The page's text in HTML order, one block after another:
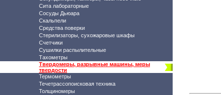
Сита лабораторные
Сосуды Дьюара
Скальпели
Средства поверки
Стерилизаторы, сухожаровые шкафы
Счетчики
Сушилки распылительные
Тахометры
Твердомеры, разрывные машины, меры
твердости
Термометры
Течетрассопоисковая техника
Толщиномеры